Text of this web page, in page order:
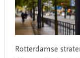
Rotterdamse